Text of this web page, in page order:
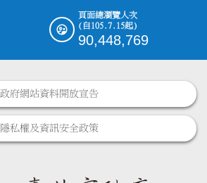
頁面總瀏覽人次
(自105.7.15起)
90,448,769
政府網站資料開放宣告
隱私權及資訊安全政策